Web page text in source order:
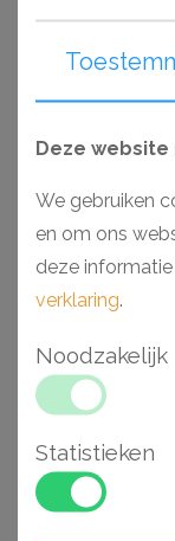
badkamers en
afgewerkt.
Monteer en
van Adefix
Waarom kiezen
- Makkelijk
- Hoge
-
Deze website
We gebruiken
en om ons
deze
verklaring.
Noodzakelijk
Statistieken